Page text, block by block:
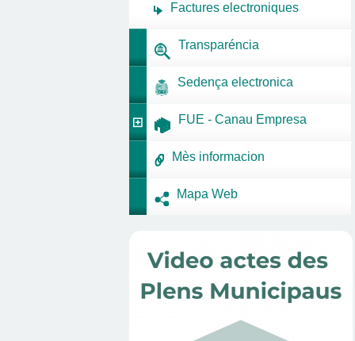
Factures electroniques
Transparéncia
Sedença electronica
FUE - Canau Empresa
Mès informacion
Mapa Web